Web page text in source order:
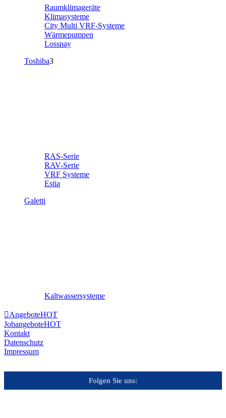
Raumklimageräte
Klimasysteme
City Multi VRF-Systeme
Wärmepumpen
Lossnay
Toshiba3
RAS-Serie
RAV-Serie
VRF Systeme
Estia
Galetti
Kaltwassersysteme
AngeboteHOT
JobangeboteHOT
Kontakt
Datenschutz
Impressum
Folgen Sie uns: